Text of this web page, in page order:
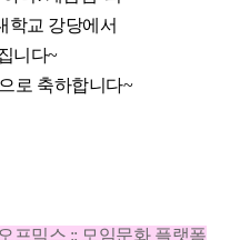
학교 강당에서
니다~
로 축하합니다~
프믹스 :: 모임문화 플랫폼